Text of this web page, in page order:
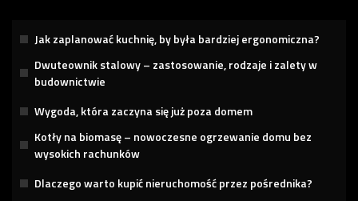
Jak zaplanować kuchnię, by była bardziej ergonomiczna?
Dwuteownik stalowy – zastosowanie, rodzaje i zalety w
budownictwie
Wygoda, która zaczyna się już poza domem
Kotły na biomasę – nowoczesne ogrzewanie domu bez
wysokich rachunków
Dlaczego warto kupić nieruchomość przez pośrednika?